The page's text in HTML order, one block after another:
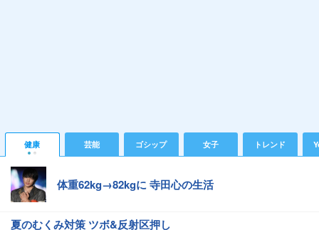
健康 芸能 ゴシップ 女子 トレンド
体重62kg→82kgに 寺田心の生活
夏のむくみ対策 ツボ&反射区押し